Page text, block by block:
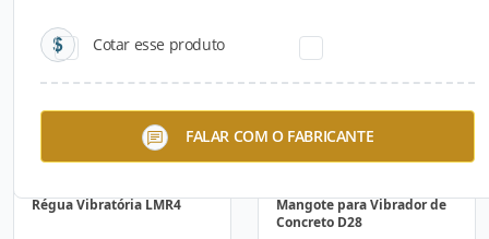
Cotar esse produto
FALAR COM O FABRICANTE
Régua Vibratória LMR4
Mangote para Vibrador de
Concreto D28